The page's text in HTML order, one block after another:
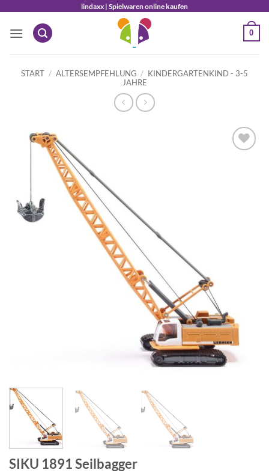
springen
lindaxx | Spielwaren online kaufen
0
START / ALTERSEMPFEHLUNG / KINDERGARTENKIND - 3-5
JAHRE
SIKU 1891 Seilbagger